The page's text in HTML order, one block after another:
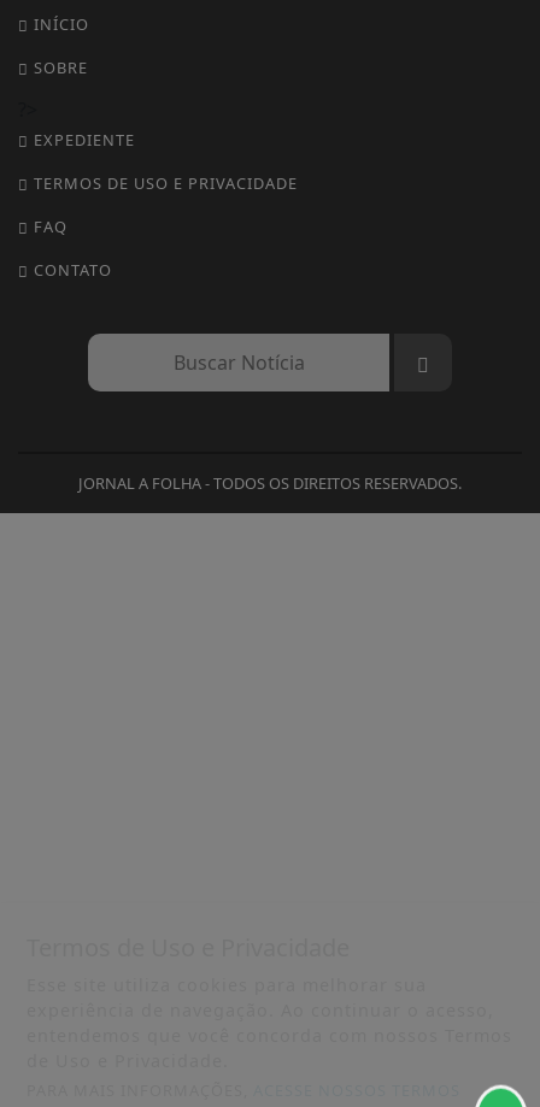
INÍCIO
SOBRE
EXPEDIENTE
TERMOS DE USO E PRIVACIDADE
FAQ
CONTATO
JORNAL A FOLHA - TODOS OS DIREITOS RESERVADOS.